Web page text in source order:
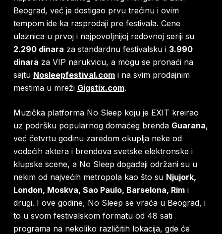
Beograd, već je dostigao prvu trećinu i ovim
tempom ide ka rasprodaji pre festivala. Cene
ulaznica u prvoj i najpovoljnijoj redovnoj seriji su
2.290 dinara za standardnu festivalsku i 3.990
dinara za VIP narukvicu, a mogu se pronaći na
sajtu Nosleepfestival.comi na svim prodajnim
mestima u mreži Gigstix.com.
Muzička platforma No Sleep koju je EXIT kreirao
uz podršku popularnog domaćeg brenda Guarana,
već četvrtu godinu zaredom okuplja neke od
vodećih aktera i brendova svetske elektronske i
klupske scene, a No Sleep događaji održani su u
nekim od najvećih metropola kao što su Njujork,
London, Moskva, Sao Paulo, Barselona, Rimi
drugi. I ove godine, No Sleep se vraća u Beograd, i
to u svom festivalskom formatu od 48 sati
programa na nekoliko različitih lokacija, gde će